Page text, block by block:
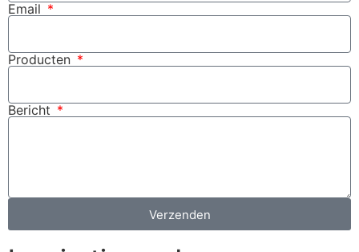
Email
Producten
Bericht
Verzenden